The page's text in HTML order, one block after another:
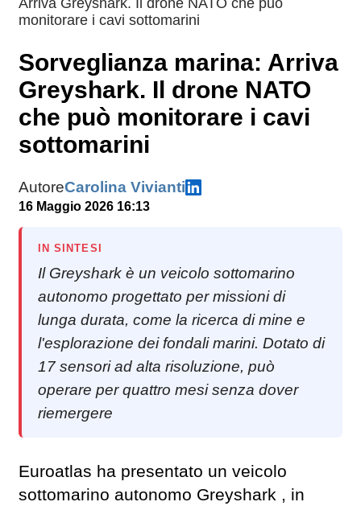
Arriva Greyshark. Il drone NATO che può
monitorare i cavi sottomarini
Sorveglianza marina: Arriva
Greyshark. Il drone NATO
che può monitorare i cavi
sottomarini
AutoreCarolina Vivianti
16 Maggio 2026 16:13
IN SINTESI
Il Greyshark è un veicolo sottomarino
autonomo progettato per missioni di
lunga durata, come la ricerca di mine e
l'esplorazione dei fondali marini. Dotato di
17 sensori ad alta risoluzione, può
operare per quattro mesi senza dover
riemergere
Euroatlas ha presentato un veicolo
sottomarino autonomo Greyshark , in